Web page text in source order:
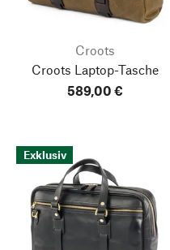
Croots
Croots Laptop-Tasche
589,00 €
Exklusiv